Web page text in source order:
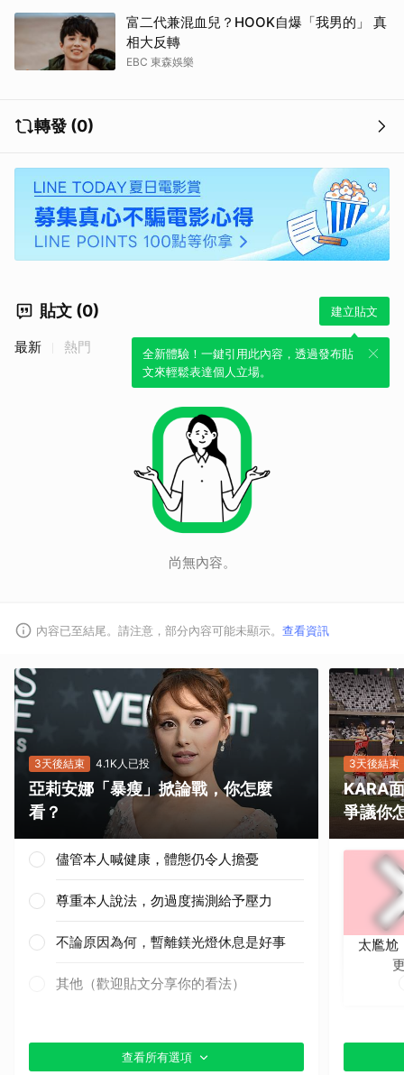
富二代兼混血兒？HOOK自爆「我男的」 真
相大反轉
EBC 東森娛樂
轉發 (0)
貼文 (0) 建立貼文
全新體驗！一鍵引用此內容，透過發布貼
文來輕鬆表達個人立場。
最新 熱門
尚無內容。
內容已至結尾。請注意，部分內容可能未顯示。 查看資訊
3天後結束 4.1K人已投
亞莉安娜「暴瘦」掀論戰，你怎麼
看？
儘管本人喊健康，體態仍令人擔憂
尊重本人說法，勿過度揣測給予壓力
不論原因為何，暫離鎂光燈休息是好事
其他（歡迎貼文分享你的看法）
查看所有選項
3天後結束
KARA
爭議你
太尷尬